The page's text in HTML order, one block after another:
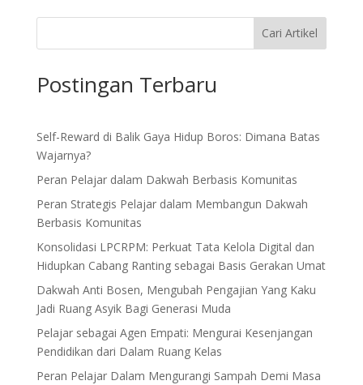
Cari Artikel
Postingan Terbaru
Self-Reward di Balik Gaya Hidup Boros: Dimana Batas
Wajarnya?
Peran Pelajar dalam Dakwah Berbasis Komunitas
Peran Strategis Pelajar dalam Membangun Dakwah
Berbasis Komunitas
Konsolidasi LPCRPM: Perkuat Tata Kelola Digital dan
Hidupkan Cabang Ranting sebagai Basis Gerakan Umat
Dakwah Anti Bosen, Mengubah Pengajian Yang Kaku
Jadi Ruang Asyik Bagi Generasi Muda
Pelajar sebagai Agen Empati: Mengurai Kesenjangan
Pendidikan dari Dalam Ruang Kelas
Peran Pelajar Dalam Mengurangi Sampah Demi Masa